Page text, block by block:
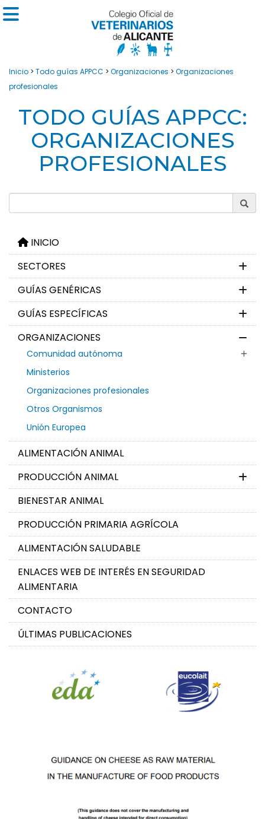
Inicio > Todo guías APPCC > Organizaciones > Organizaciones
profesionales
TODO GUÍAS APPCC:
ORGANIZACIONES
PROFESIONALES
INICIO
SECTORES
GUÍAS GENÉRICAS
GUÍAS ESPECÍFICAS
ORGANIZACIONES
Comunidad autónoma
Ministerios
Organizaciones profesionales
Otros Organismos
Unión Europea
ALIMENTACIÓN ANIMAL
PRODUCCIÓN ANIMAL
BIENESTAR ANIMAL
PRODUCCIÓN PRIMARIA AGRÍCOLA
ALIMENTACIÓN SALUDABLE
ENLACES WEB DE INTERÉS EN SEGURIDAD
ALIMENTARIA
CONTACTO
ÚLTIMAS PUBLICACIONES